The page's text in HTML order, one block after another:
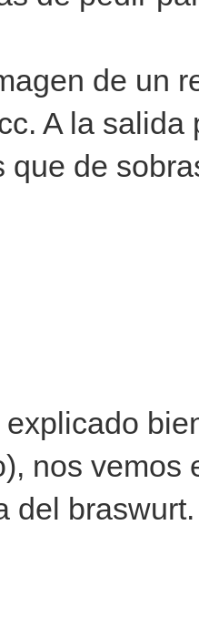
de un
A la
que de
nos vemos
del